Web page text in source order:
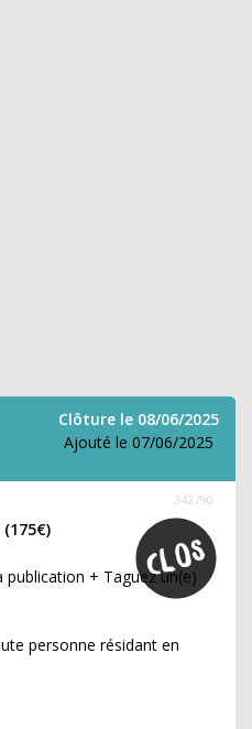
Clôture le 08/06/2025
Ajouté le 07/06/2025
342790
+ Taguez un(e)
personne résidant en